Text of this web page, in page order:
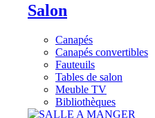
Salon
Canapés
Canapés convertibles
Fauteuils
Tables de salon
Meuble TV
Bibliothèques